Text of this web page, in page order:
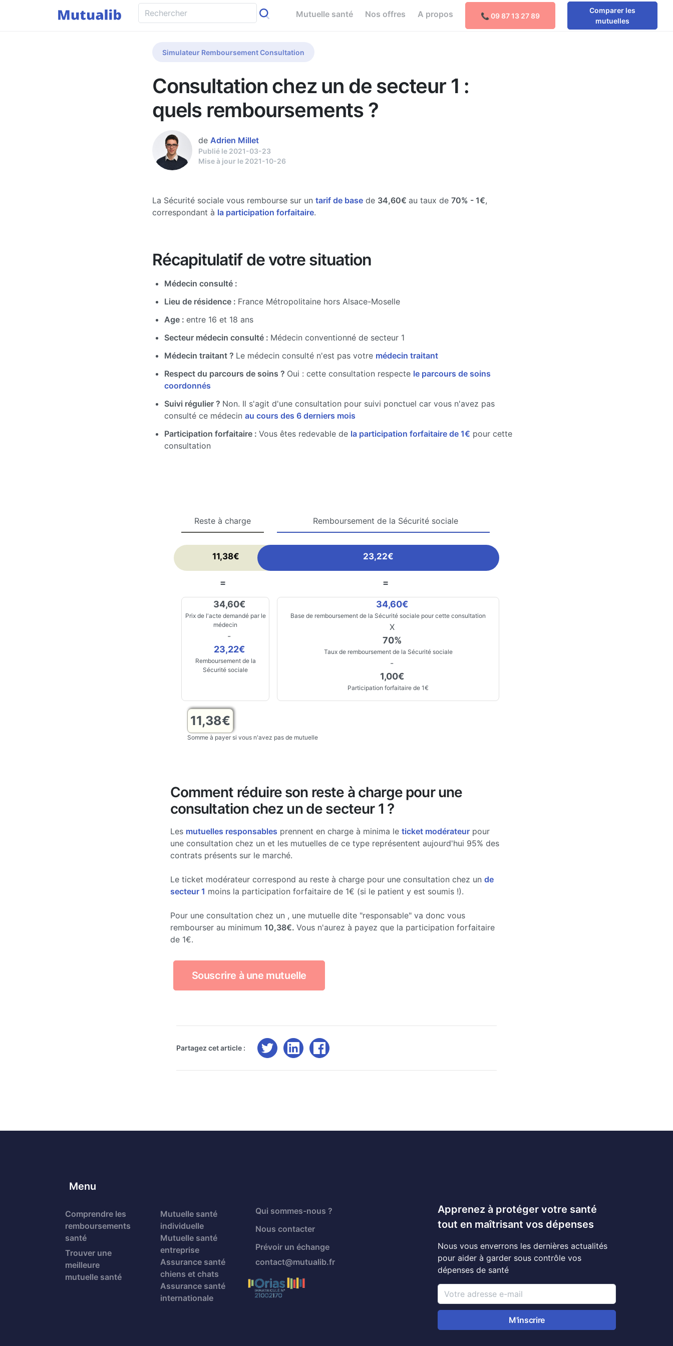
Mutuelle santé Nos offres A propos 📞 09 87 13 27 89
Comparer les
mutuelles
Simulateur Remboursement Consultation
Consultation chez un de secteur 1 :
quels remboursements ?
de Adrien Millet
Publié le 2021-03-23
Mise à jour le 2021-10-26
La Sécurité sociale vous rembourse sur un tarif de base de 34,60€ au taux de 70% - 1€,
correspondant à la participation forfaitaire.
Récapitulatif de votre situation
Médecin consulté :
Lieu de résidence : France Métropolitaine hors Alsace-Moselle
Age : entre 16 et 18 ans
Secteur médecin consulté : Médecin conventionné de secteur 1
Médecin traitant ? Le médecin consulté n'est pas votre médecin traitant
Respect du parcours de soins ? Oui : cette consultation respecte le parcours de soins
coordonnés
Suivi régulier ? Non. Il s'agit d'une consultation pour suivi ponctuel car vous n'avez pas
consulté ce médecin au cours des 6 derniers mois
Participation forfaitaire : Vous êtes redevable de la participation forfaitaire de 1€ pour cette
consultation
Reste à charge Remboursement de la Sécurité sociale
11,38€ 23,22€
= =
34,60€
Prix de l'acte demandé par le
médecin
-
23,22€
Remboursement de la
Sécurité sociale
34,60€
Base de remboursement de la Sécurité sociale pour cette consultation
X
70%
Taux de remboursement de la Sécurité sociale
-
1,00€
Participation forfaitaire de 1€
11,38€
Somme à payer si vous n'avez pas de mutuelle
Comment réduire son reste à charge pour une
consultation chez un de secteur 1 ?
Les mutuelles responsables prennent en charge à minima le ticket modérateurpour
une consultation chez un et les mutuelles de ce type représentent aujourd'hui 95% des
contrats présents sur le marché.
Le ticket modérateur correspond au reste à charge pour une consultation chez un de
secteur 1 moins la participation forfaitaire de 1€ (si le patient y est soumis !).
Pour une consultation chez un , une mutuelle dite "responsable" va donc vous
rembourser au minimum 10,38€. Vous n'aurez à payez que la participation forfaitaire
de 1€.
Souscrire à une mutuelle
Partagez cet article :
Menu
Comprendre les
remboursements
santé
Trouver une
meilleure
mutuelle santé
Mutuelle santé
individuelle
Mutuelle santé
entreprise
Assurance santé
chiens et chats
Assurance santé
internationale
Qui sommes-nous ?
Nous contacter
Prévoir un échange
contact@mutualib.fr
Apprenez à protéger votre santé
tout en maîtrisant vos dépenses
Nous vous enverrons les dernières actualités
pour aider à garder sous contrôle vos
dépenses de santé
M'inscrire